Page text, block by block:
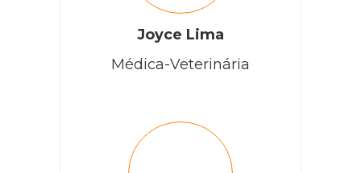
Joyce Lima
Médica-Veterinária